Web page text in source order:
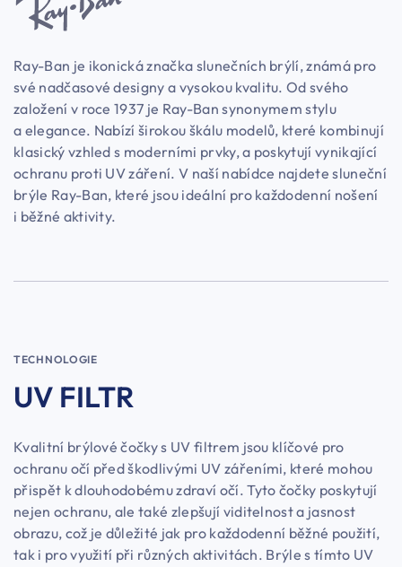
Ray-Ban je ikonická značka slunečních brýlí, známá pro
své nadčasové designy a vysokou kvalitu. Od svého
založení v roce 1937 je Ray-Ban synonymem stylu
a elegance. Nabízí širokou škálu modelů, které kombinují
klasický vzhled s moderními prvky, a poskytují vynikající
ochranu proti UV záření. V naší nabídce najdete sluneční
brýle Ray-Ban, které jsou ideální pro každodenní nošení
i běžné aktivity.
TECHNOLOGIE
UV FILTR
Kvalitní brýlové čočky s UV filtrem jsou klíčové pro
ochranu očí před škodlivými UV zářeními, které mohou
přispět k dlouhodobému zdraví očí. Tyto čočky poskytují
nejen ochranu, ale také zlepšují viditelnost a jasnost
obrazu, což je důležité jak pro každodenní běžné použití,
tak i pro využití při různých aktivitách. Brýle s tímto UV